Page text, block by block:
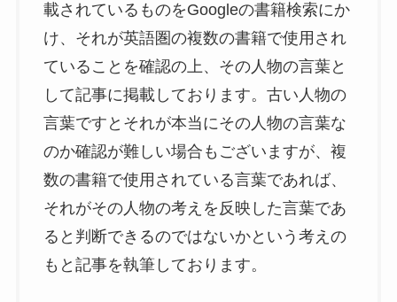
載されているものをGoogleの書籍検索にか
け、それが英語圏の複数の書籍で使用され
ていることを確認の上、その人物の言葉と
して記事に掲載しております。古い人物の
言葉ですとそれが本当にその人物の言葉な
のか確認が難しい場合もございますが、複
数の書籍で使用されている言葉であれば、
それがその人物の考えを反映した言葉であ
ると判断できるのではないかという考えの
もと記事を執筆しております。